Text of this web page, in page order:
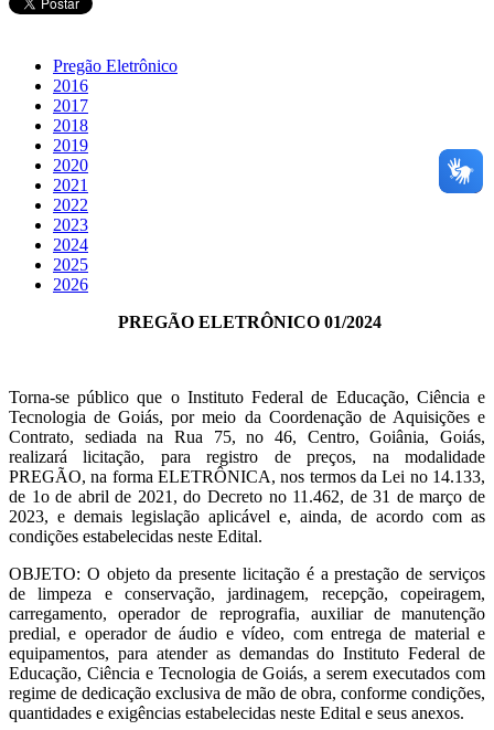
Pregão Eletrônico
2016
2017
2018
2019
2020
2021
2022
2023
2024
2025
2026
PREGÃO ELETRÔNICO 01/2024
Torna-se público que o Instituto Federal de Educação, Ciência e
Tecnologia de Goiás, por meio da Coordenação de Aquisições e
Contrato, sediada na Rua 75, no 46, Centro, Goiânia, Goiás,
realizará licitação, para registro de preços, na modalidade
PREGÃO, na forma ELETRÔNICA, nos termos da Lei no 14.133,
de 1o de abril de 2021, do Decreto no 11.462, de 31 de março de
2023, e demais legislação aplicável e, ainda, de acordo com as
condições estabelecidas neste Edital.
OBJETO: O objeto da presente licitação é a prestação de serviços
de limpeza e conservação, jardinagem, recepção, copeiragem,
carregamento, operador de reprografia, auxiliar de manutenção
predial, e operador de áudio e vídeo, com entrega de material e
equipamentos, para atender as demandas do Instituto Federal de
Educação, Ciência e Tecnologia de Goiás, a serem executados com
regime de dedicação exclusiva de mão de obra, conforme condições,
quantidades e exigências estabelecidas neste Edital e seus anexos.